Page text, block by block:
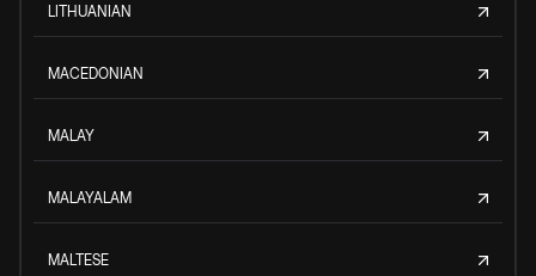
LITHUANIAN
MACEDONIAN
MALAY
MALAYALAM
MALTESE